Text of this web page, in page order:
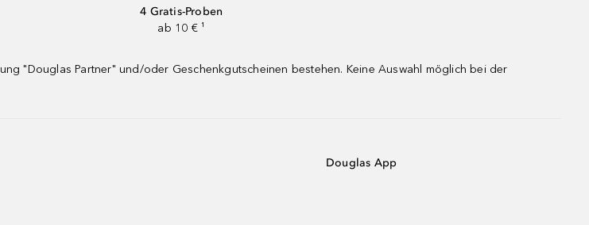
4 Gratis-Proben
ab 10 € ¹
"Douglas Partner" und/oder Geschenkgutscheinen bestehen. Keine Auswahl möglich bei der
Douglas App